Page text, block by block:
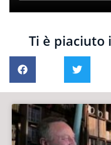
Ti è piaciuto